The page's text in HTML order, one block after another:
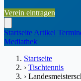
Verein eintragen
Startseite Artikel
Mediathek
Startseite
› Tischtennis
›